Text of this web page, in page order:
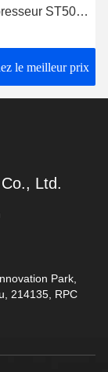
ST50
Turbo
le meilleur prix
Ltd.
Park,
214135, RPC